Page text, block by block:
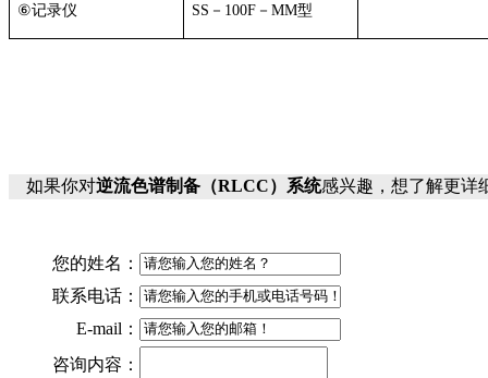
⑥记录仪 SS － 100F －MM型
如果你对逆流色谱制备（RLCC）系统感兴趣，想了解更详
您的姓名：
联系电话：
E-mail：
咨询内容：